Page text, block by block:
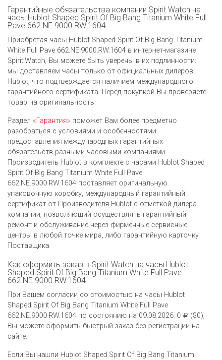
Гарантийные обязательства компании Spirit.Watch на
часы Hublot Shaped Spirit Of Big Bang Titanium White Full
Pave 662.NE.9000.RW.1604
Приобретая часы Hublot Shaped Spirit Of Big Bang Titanium
White Full Pave 662.NE.9000.RW.1604 в интернет-магазине
Spirit.Watch, Вы можете быть уверены в их подлинности:
мы доставляем часы только от официальных дилеров
Hublot, что подтверждается наличием международного
гарантийного сертификата. Перед покупкой Вы проверяете
товар на оригинальность.
Раздел «Гарантия» поможет Вам более предметно
разобраться с условиями и особенностями
предоставления международных гарантийных
обязательств разными часовыми компаниями.
Производитель Hublot в комплекте с часами Hublot Shaped
Spirit Of Big Bang Titanium White Full Pave
662.NE.9000.RW.1604 поставляет оригинальную
упаковочную коробку, международный гарантийный
сертификат от Производителя Hublot c отметкой дилера
компании, позволяющий осуществлять гарантийный
ремонт и обслуживание через фирменные сервисные
центры в любой точке мира, либо гарантийную карточку
Поставщика.
Как оформить заказ в Spirit.Watch на часы Hublot
Shaped Spirit Of Big Bang Titanium White Full Pave
662.NE.9000.RW.1604
При Вашем согласии со стоимостью на часы Hublot
Shaped Spirit Of Big Bang Titanium White Full Pave
662.NE.9000.RW.1604 по состоянию на 09.08.2026: 0 Р ($0),
Вы можете оформить быстрый заказ без регистрации на
сайте.
Если Вы нашли Hublot Shaped Spirit Of Big Bang Titanium